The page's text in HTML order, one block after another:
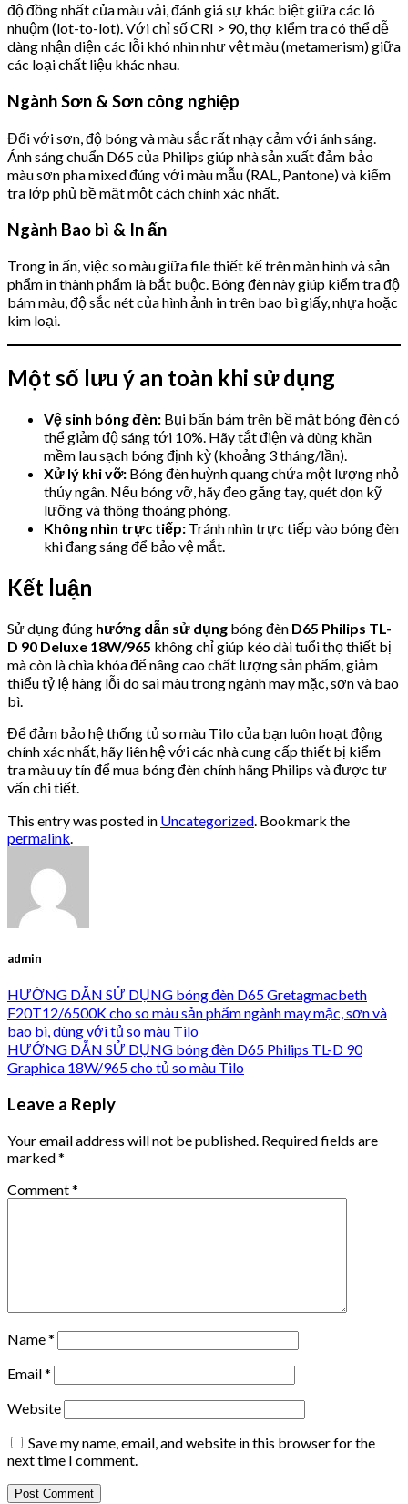
độ đồng nhất của màu vải, đánh giá sự khác biệt giữa các lô
nhuộm (lot-to-lot). Với chỉ số CRI > 90, thợ kiểm tra có thể dễ
dàng nhận diện các lỗi khó nhìn như vệt màu (metamerism) giữa
các loại chất liệu khác nhau.
Ngành Sơn & Sơn công nghiệp
Đối với sơn, độ bóng và màu sắc rất nhạy cảm với ánh sáng.
Ánh sáng chuẩn D65 của Philips giúp nhà sản xuất đảm bảo
màu sơn pha mixed đúng với màu mẫu (RAL, Pantone) và kiểm
tra lớp phủ bề mặt một cách chính xác nhất.
Ngành Bao bì & In ấn
Trong in ấn, việc so màu giữa file thiết kế trên màn hình và sản
phẩm in thành phẩm là bắt buộc. Bóng đèn này giúp kiểm tra độ
bám màu, độ sắc nét của hình ảnh in trên bao bì giấy, nhựa hoặc
kim loại.
Một số lưu ý an toàn khi sử dụng
Vệ sinh bóng đèn: Bụi bẩn bám trên bề mặt bóng đèn có
thể giảm độ sáng tới 10%. Hãy tắt điện và dùng khăn
mềm lau sạch bóng định kỳ (khoảng 3 tháng/lần).
Xử lý khi vỡ: Bóng đèn huỳnh quang chứa một lượng nhỏ
thủy ngân. Nếu bóng vỡ, hãy đeo găng tay, quét dọn kỹ
lưỡng và thông thoáng phòng.
Không nhìn trực tiếp: Tránh nhìn trực tiếp vào bóng đèn
khi đang sáng để bảo vệ mắt.
Kết luận
Sử dụng đúng hướng dẫn sử dụng bóng đèn D65 Philips TL-
D 90 Deluxe 18W/965 không chỉ giúp kéo dài tuổi thọ thiết bị
mà còn là chìa khóa để nâng cao chất lượng sản phẩm, giảm
thiểu tỷ lệ hàng lỗi do sai màu trong ngành may mặc, sơn và bao
bì.
Để đảm bảo hệ thống tủ so màu Tilo của bạn luôn hoạt động
chính xác nhất, hãy liên hệ với các nhà cung cấp thiết bị kiểm
tra màu uy tín để mua bóng đèn chính hãng Philips và được tư
vấn chi tiết.
This entry was posted in Uncategorized. Bookmark the
permalink.
admin
HƯỚNG DẪN SỬ DỤNG bóng đèn D65 Gretagmacbeth
F20T12/6500K cho so màu sản phẩm ngành may mặc, sơn và
bao bì, dùng với tủ so màu Tilo
HƯỚNG DẪN SỬ DỤNG bóng đèn D65 Philips TL-D 90
Graphica 18W/965 cho tủ so màu Tilo
Leave a Reply
Your email address will not be published. Required fields are
marked*
Comment*
Name*
Email*
Website
Save my name, email, and website in this browser for the
next time I comment.